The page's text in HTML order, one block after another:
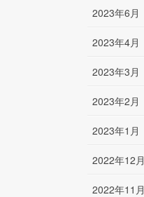
2023年6月
2023年4月
2023年3月
2023年2月
2023年1月
2022年12月
2022年11月